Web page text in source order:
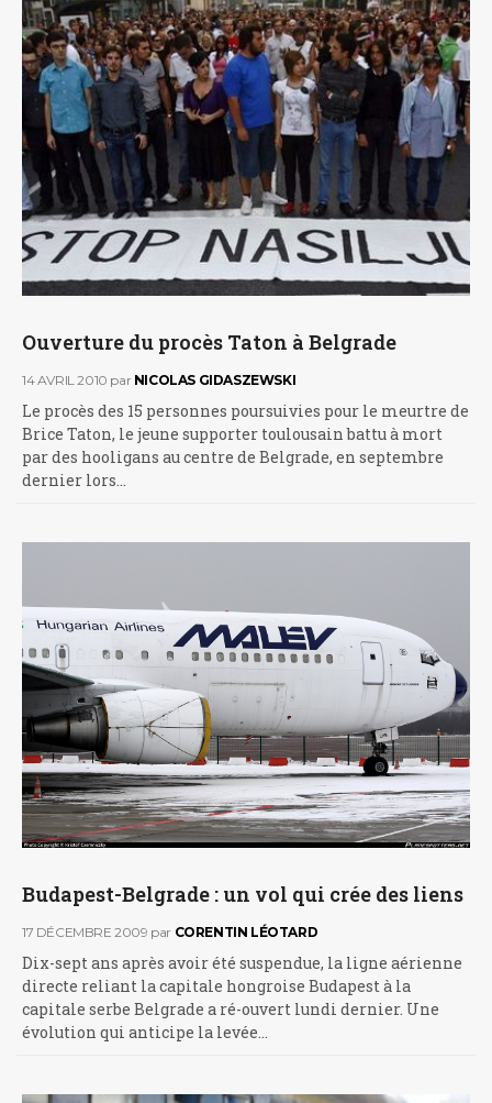
Ouverture du procès Taton à Belgrade
14 AVRIL 2010 par NICOLAS GIDASZEWSKI
Le procès des 15 personnes poursuivies pour le meurtre de
Brice Taton, le jeune supporter toulousain battu à mort
par des hooligans au centre de Belgrade, en septembre
dernier lors…
Budapest-Belgrade : un vol qui crée des liens
17 DÉCEMBRE 2009 par CORENTIN LÉOTARD
Dix-sept ans après avoir été suspendue, la ligne aérienne
directe reliant la capitale hongroise Budapest à la
capitale serbe Belgrade a ré-ouvert lundi dernier. Une
évolution qui anticipe la levée…